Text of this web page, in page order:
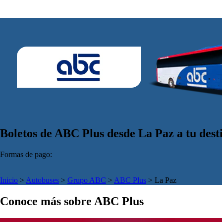
Boletos de ABC Plus desde La Paz a tu
Formas de pago:
Inicio > Autobuses > Grupo ABC > ABC Plus > La Paz
Conoce más sobre ABC Plus